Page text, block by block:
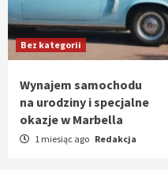
Bez kategorii
Wynajem samochodu
na urodziny i specjalne
okazje w Marbella
1 miesiąc ago Redakcja